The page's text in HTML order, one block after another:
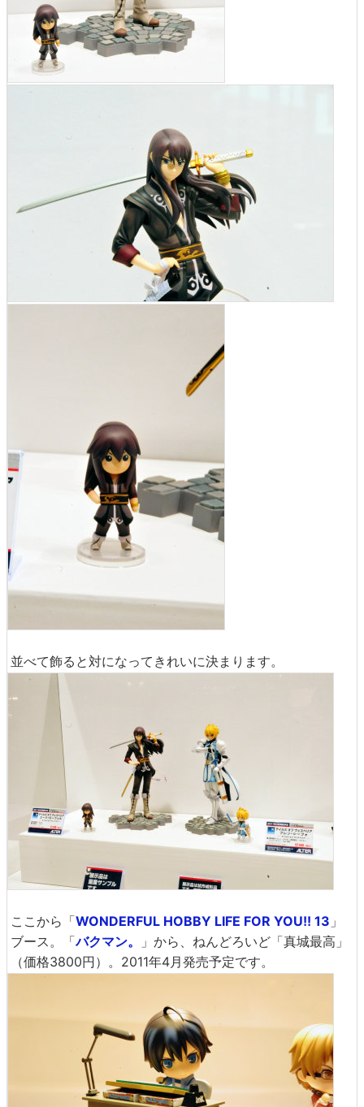
並べて飾ると対になってきれいに決まります。
ここから「WONDERFUL HOBBY LIFE FOR YOU!! 13 」
ブース。「バクマン。
」から、ねんどろいど「真城最高」
（価格3800円）。2011年4月発売予定です。